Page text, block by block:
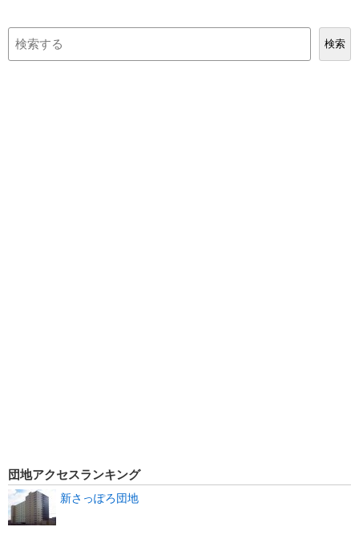
検
検索
団地アクセスランキング
新さっぽろ団地